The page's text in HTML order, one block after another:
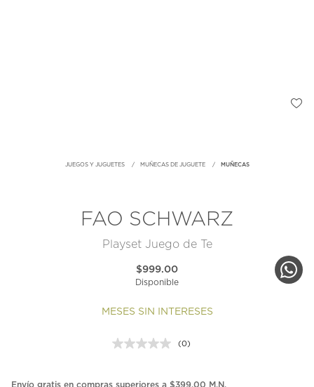
JUEGOS Y JUGUETES MUÑECAS DE JUGUETE MUÑECAS
FAO SCHWARZ
Playset Juego de Te
$999.00
Disponible
MESES SIN INTERESES
Sin
en
(0)
Envío gratis en compras superiores a $399.00 M.N.